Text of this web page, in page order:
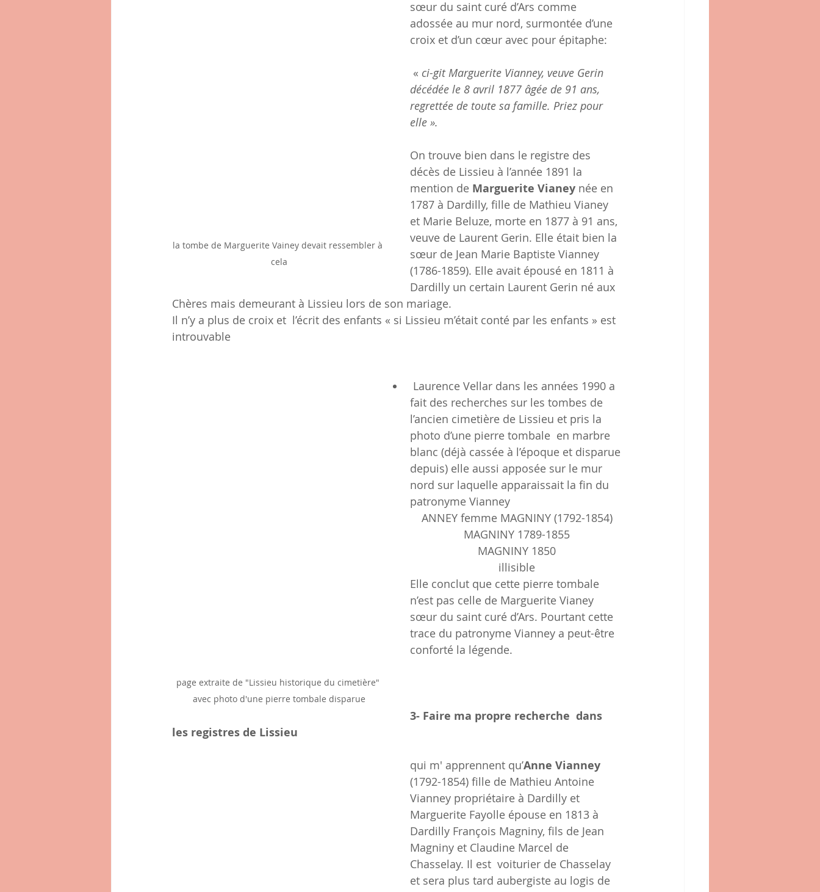
la tombe de Marguerite Vainey devait ressembler à
cela
sœur du saint curé d’Ars comme
adossée au mur nord, surmontée d’une
croix et d’un cœur avec pour épitaphe:
« ci-git Marguerite Vianney, veuve Gerin
décédée le 8 avril 1877 âgée de 91 ans,
regrettée de toute sa famille. Priez pour
elle ».
On trouve bien dans le registre des
décès de Lissieu à l’année 1891 la
mention de Marguerite Vianey née en
1787 à Dardilly, fille de Mathieu Vianey
et Marie Beluze, morte en 1877 à 91 ans,
veuve de Laurent Gerin. Elle était bien la
sœur de Jean Marie Baptiste Vianney
(1786-1859). Elle avait épousé en 1811 à
Dardilly un certain Laurent Gerin né aux
Chères mais demeurant à Lissieu lors de son mariage.
Il n’y a plus de croix et  l’écrit des enfants « si Lissieu m’était conté par les enfants » est
introuvable
page extraite de "Lissieu historique du cimetière"
avec photo d'une pierre tombale disparue
fait des recherches sur les tombes de
l’ancien cimetière de Lissieu et pris la
photo d’une pierre tombale  en marbre
blanc (déjà cassée à l’époque et disparue
depuis) elle aussi apposée sur le mur
nord sur laquelle apparaissait la fin du
patronyme Vianney
ANNEY femme MAGNINY (1792-1854)
MAGNINY 1789-1855
MAGNINY 1850
illisible
Elle conclut que cette pierre tombale
n’est pas celle de Marguerite Vianey
sœur du saint curé d’Ars. Pourtant cette
trace du patronyme Vianney a peut-être
conforté la légende.
3- Faire ma propre recherche  dans
les registres de Lissieu
qui m' apprennent qu’Anne Vianney
(1792-1854) fille de Mathieu Antoine
Vianney propriétaire à Dardilly et
Marguerite Fayolle épouse en 1813 à
Dardilly François Magniny, fils de Jean
Magniny et Claudine Marcel de
Chasselay. Il est  voiturier de Chasselay
et sera plus tard aubergiste au logis de